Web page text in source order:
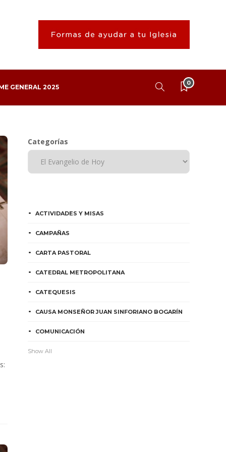
GENERAL 2025
0
Categorías
ACTIVIDADES Y MISAS
CAMPAÑAS
CARTA PASTORAL
CATEDRAL METROPOLITANA
CATEQUESIS
CAUSA MONSEÑOR JUAN SINFORIANO BOGARÍN
COMUNICACIÓN
Show All